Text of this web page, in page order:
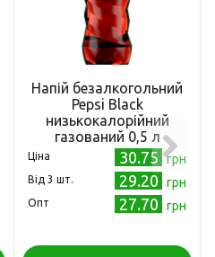
Напій безалкогольний
Pepsi Black
низькокалорійний
газований 0,5 л
(4823063112673)
Ціна 30.75 грн
Від 3 шт. 29.20 грн
Опт 27.70 грн